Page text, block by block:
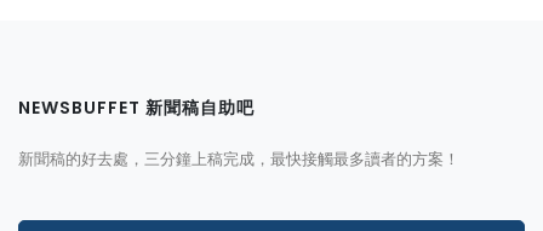
NEWSBUFFET 新聞稿自助吧
新聞稿的好去處，三分鐘上稿完成，最快接觸最多讀者的方案！